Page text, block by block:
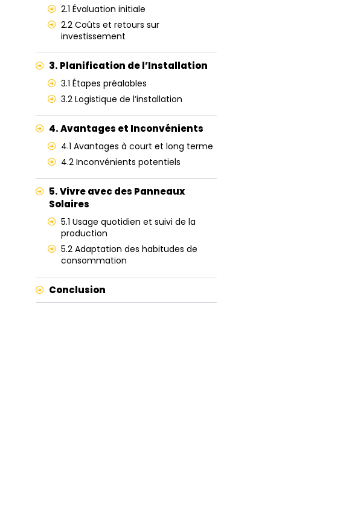
2.1 Évaluation initiale
2.2 Coûts et retours sur
investissement
3. Planification de l’Installation
3.1 Étapes préalables
3.2 Logistique de l’installation
4. Avantages et Inconvénients
4.1 Avantages à court et long terme
4.2 Inconvénients potentiels
5. Vivre avec des Panneaux
Solaires
5.1 Usage quotidien et suivi de la
production
5.2 Adaptation des habitudes de
consommation
Conclusion